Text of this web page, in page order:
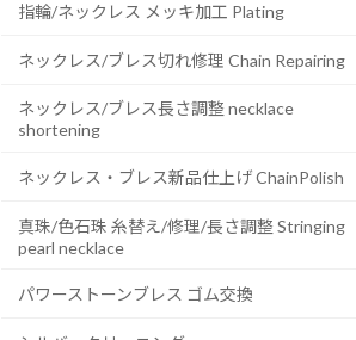
指輪/ネックレス メッキ加工 Plating
ネックレス/ブレス切れ修理 Chain Repairing
ネックレス/ブレス長さ調整 necklace
shortening
ネックレス・ブレス新品仕上げ ChainPolish
真珠/色石珠 糸替え/修理/長さ調整 Stringing
pearl necklace
パワーストーンブレス ゴム交換